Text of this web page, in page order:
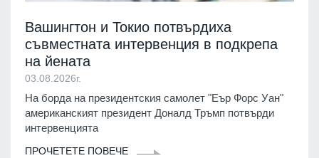
Вашингтон и Токио потвърдиха
съвместната интервенция в подкрепа
на йената
03.08.2026г.
На борда на президентския самолет "Еър Форс Уан"
американският президент Доналд Тръмп потвърди
интервенцията
ПРОЧЕТЕТЕ ПОВЕЧЕ